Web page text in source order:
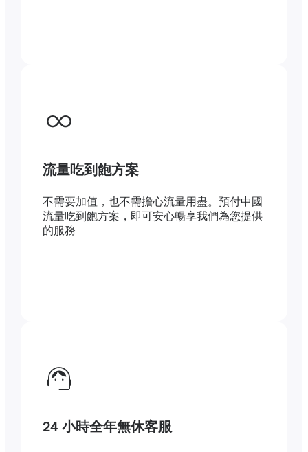
流量吃到飽方案
不需要加值，也不需擔心流量用盡。預付中國
流量吃到飽方案，即可安心暢享我們為您提供
的服務
24 小時全年無休客服